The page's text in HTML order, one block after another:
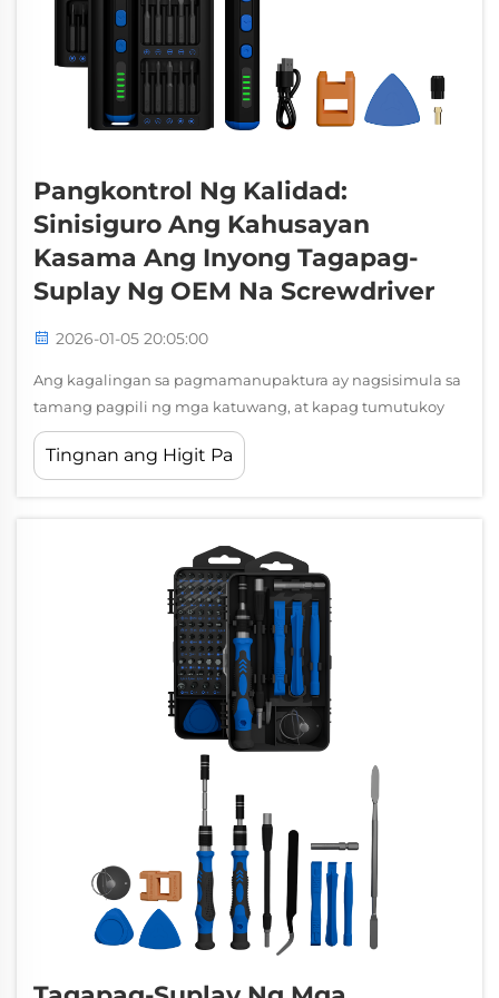
Pangkontrol Ng Kalidad:
Sinisiguro Ang Kahusayan
Kasama Ang Inyong Tagapag-
Suplay Ng OEM Na Screwdriver
2026-01-05 20:05:00
Ang kagalingan sa pagmamanupaktura ay nagsisimula sa
tamang pagpili ng mga katuwang, at kapag tumutukoy
ito sa mga eksaktong kagamitan, ang pagpili ng isang
maaasahang tagapag-suplay ng mga screwdriver na OEM
pangmatagalang pagkakasunod-sunod...
Tingnan ang Higit Pa